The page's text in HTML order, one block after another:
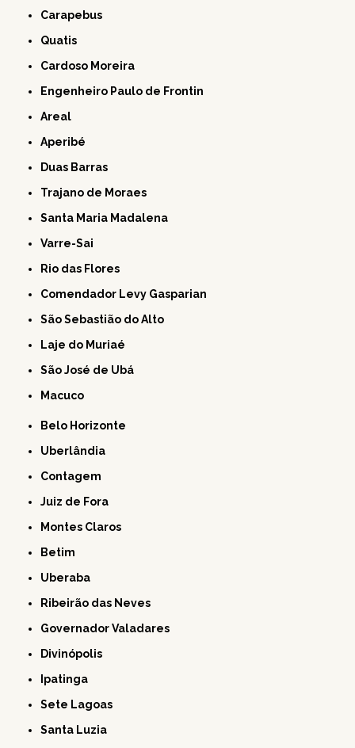
Carapebus
Quatis
Cardoso Moreira
Engenheiro Paulo de Frontin
Areal
Aperibé
Duas Barras
Trajano de Moraes
Santa Maria Madalena
Varre-Sai
Rio das Flores
Comendador Levy Gasparian
São Sebastião do Alto
Laje do Muriaé
São José de Ubá
Macuco
Belo Horizonte
Uberlândia
Contagem
Juiz de Fora
Montes Claros
Betim
Uberaba
Ribeirão das Neves
Governador Valadares
Divinópolis
Ipatinga
Sete Lagoas
Santa Luzia